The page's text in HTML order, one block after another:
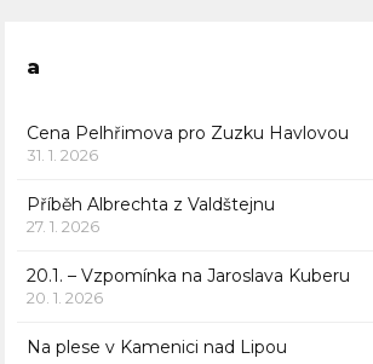
a
Cena Pelhřimova pro Zuzku Havlovou
31. 1. 2026
Příběh Albrechta z Valdštejnu
27. 1. 2026
20.1. – Vzpomínka na Jaroslava Kuberu
20. 1. 2026
Na plese v Kamenici nad Lipou